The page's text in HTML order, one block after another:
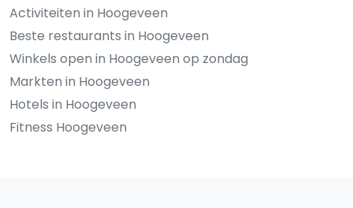
Activiteiten in Hoogeveen
Beste restaurants in Hoogeveen
Winkels open in Hoogeveen op zondag
Markten in Hoogeveen
Hotels in Hoogeveen
Fitness Hoogeveen